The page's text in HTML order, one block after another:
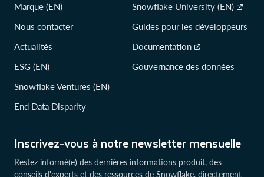
Inscrivez-vous à notre newsletter mensuelle
Restez informé(e) des dernières informations produit, des
conseils d'experts et des ressources de Snowflake, directement
Marque (EN)
Nous contacter
Actualités
ESG (EN)
Snowflake Ventures (EN)
End Data Disparity
Snowflake University (EN)
Guides pour les développeurs
Documentation
Gouvernance des données